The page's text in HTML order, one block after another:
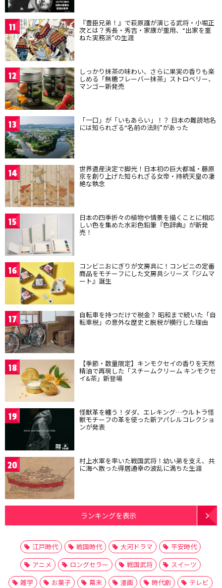
11 『豊臣兄弟！』で萩原護が演じる武将・小堀正
次とは？秀長・秀吉・家康が重用、“出家を重
ねた実務派”の生涯
12 しっかり抹茶の味わい、さらに果実の香りも楽
しめる「無糖フレーバー抹茶」ストロベリー、
マンゴー新発売
13 「一口」が「いもあらい」！？ 日本の難読地名
には知られざる“名前の法則”があった
14 世界遺産決定で脚光！日本初の巨大都城・藤原
京を創り上げた知られざる女帝・持統天皇の凄
絶な執念
15 日本の四季折々の植物や情景を描くことに相応
しい色を集めた水彩色鉛筆『色辞典』が新発
売！
16 コンビニおにぎりが文房具に！コンビニの定番
商品をモチーフにした文房具シリーズ『ジムマ
ート』誕生
17 自転車を持つだけで税金？ 昭和まで続いた「自
転車税」の意外な歴史と脱税が横行した理由
18 【季節・数量限定】キンモクセイの香りを天然
精油で再現した「スチームクリーム キンモクセ
イ&茶」新登場
19 怪獣革を纏う！ダダ、エレキング…ウルトラ怪
獣モチーフの革を使った新アパレルコレクショ
ンが発表
20 村上水軍を率いた戦国武将！幼い弟を支え、共
に海へ散った得居通幸の波乱に満ちた生涯
ランキングを表示
江戸時代 戦国時代 大河ドラマ
平安時代
アニメ
ロングセラー 戦国武将
スイーツ
雑学
お菓子 幕末 漫画 時代劇
テレビ